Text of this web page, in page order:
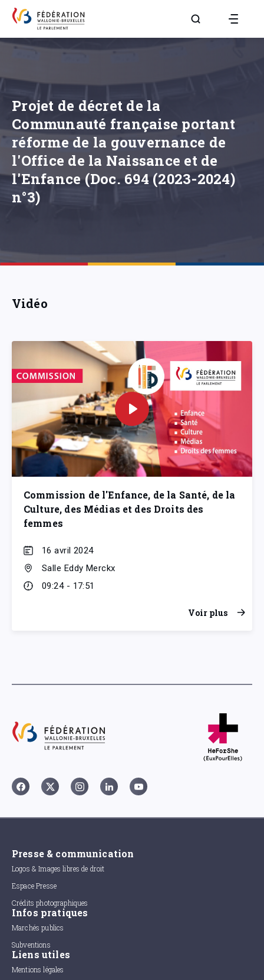
Aller à la page
Projet de décret de la
Communauté française portant
réforme de la gouvernance de
l'Office de la Naissance et de
l'Enfance (Doc. 694 (2023-2024)
n°3)
Vidéo
Commission de l'Enfance, de la Santé, de la
Culture, des Médias et des Droits des
femmes
16 avril 2024
Salle Eddy Merckx
09:24 - 17:51
Voir plus
Presse & communication
Logos & Images libres de droit
Espace Presse
Crédits photographiques
Infos pratiques
Marchés publics
Subventions
Liens utiles
Mentions légales